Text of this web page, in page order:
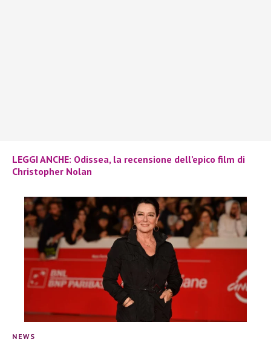
LEGGI ANCHE: Odissea, la recensione dell’epico film di
Christopher Nolan
NEWS